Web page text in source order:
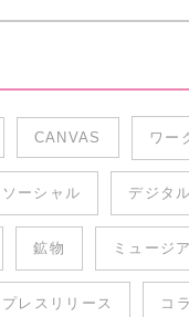
CANVAS ワー
ソーシャル デジタ
鉱物 ミュージ
プレスリリース コ